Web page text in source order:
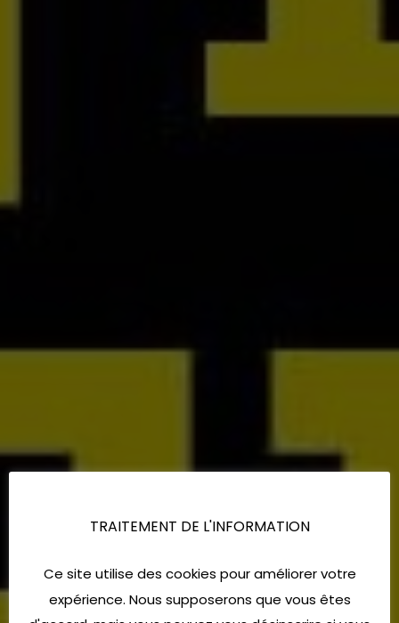
TRAITEMENT DE L'INFORMATION
Ce site utilise des cookies pour améliorer votre
expérience. Nous supposerons que vous êtes